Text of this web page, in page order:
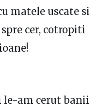
matele uscate si
cer, cotropiti
le-am cerut banii